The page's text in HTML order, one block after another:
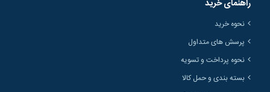
راهنمای خرید
نحوه خرید
پرسش های متداول
نحوه پرداخت و تسویه
بسته بندی و حمل کالا